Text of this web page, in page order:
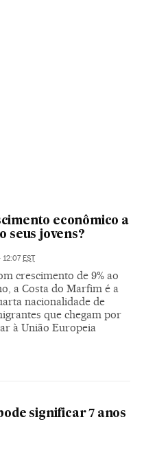
econômico a
seus jovens?
12:07 EST
crescimento de 9% ao
a Costa do Marfim é a
nacionalidade de
que chegam por
à União Europeia
significar 7 anos